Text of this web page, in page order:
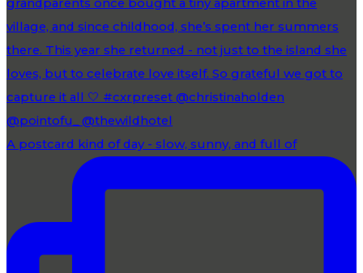
A postcard kind of day - slow, sunny, and full of